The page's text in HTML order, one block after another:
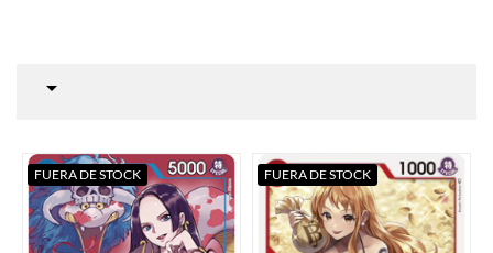

FUERA DE STOCK FUERA DE STOCK